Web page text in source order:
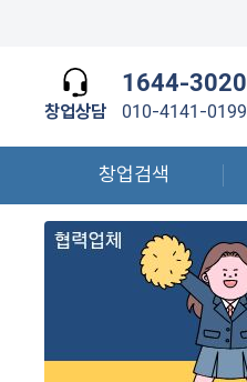
창업상담
1644-3020
010-4141-0199
창업검색